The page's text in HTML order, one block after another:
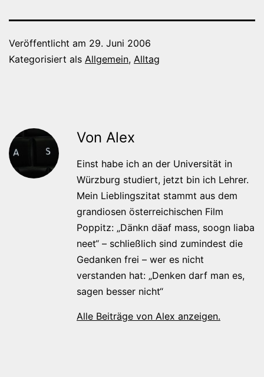
Veröffentlicht am 29. Juni 2006
Kategorisiert als Allgemein, Alltag
Von Alex
Einst habe ich an der Universität in
Würzburg studiert, jetzt bin ich Lehrer.
Mein Lieblingszitat stammt aus dem
grandiosen österreichischen Film
Poppitz: „Dänkn däaf mass, soogn liaba
neet“ – schließlich sind zumindest die
Gedanken frei – wer es nicht
verstanden hat: „Denken darf man es,
sagen besser nicht“
Alle Beiträge von Alex anzeigen.